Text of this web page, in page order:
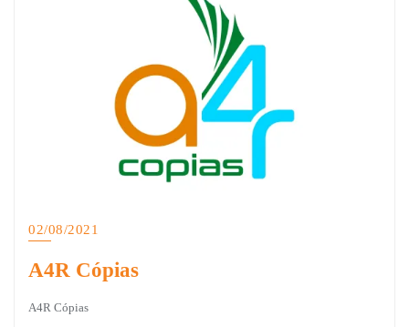
02/08/2021
A4R Cópias
A4R Cópias